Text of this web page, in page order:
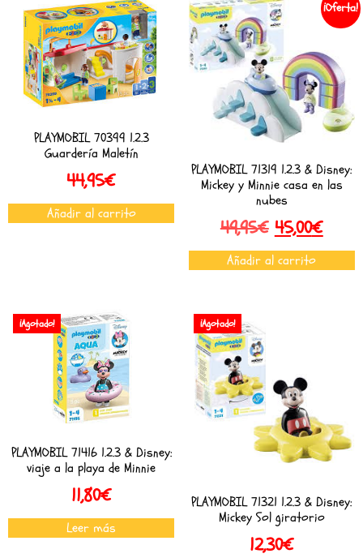
PLAYMOBIL 70399 1.2.3
Guardería Maletín
44,95€
Añadir al carrito
¡Oferta!
PLAYMOBIL 71319 1.2.3 & Disney:
Mickey y Minnie casa en las
nubes
49,95€ 45,00€
Añadir al carrito
¡Agotado!
PLAYMOBIL 71416 1.2.3 & Disney:
viaje a la playa de Minnie
11,80€
Leer más
¡Agotado!
PLAYMOBIL 71321 1.2.3 & Disney:
Mickey Sol giratorio
12,30€